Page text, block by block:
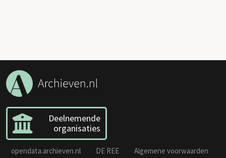
Deelnemende
organisaties
opendata.archieven.nl DE REE
Algemene voorwaarden